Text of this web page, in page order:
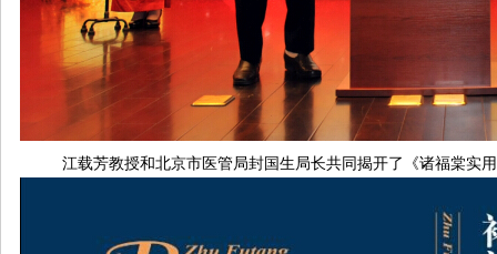
江载芳教授和北京市医管局封国生局长共同揭开了《诸福棠实